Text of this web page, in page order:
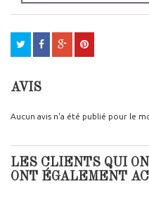
AVIS
Aucun avis n'a été publié pour le
LES CLIENTS QUI
ONT ÉGALEMENT